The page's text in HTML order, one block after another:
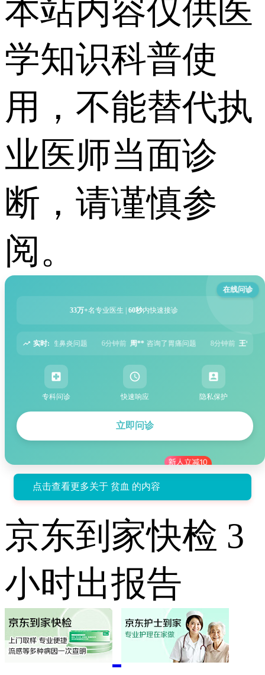
本站内容仅供医
学知识科普使
用，不能替代执
业医师当面诊
断，请谨慎参
阅。
在线问诊
33万+名专业医生 | 60秒内快速接诊
实时:
6分钟前 周** 咨询了胃痛问题 8分钟前 王** 咨询了头痛问题 12分钟前
专科问诊 快速响应 隐私保护
立即问诊
点击查看更多关于 贫血 的内容
京东到家快检 3
小时出报告